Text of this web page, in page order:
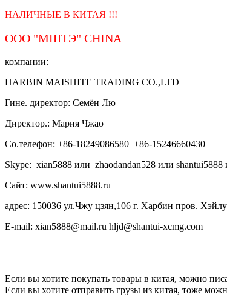
НАЛИЧНЫЕ В КИТАЯ !!!
ООО "МШТЭ" CHINA
компании:
HARBIN MAISHITE TRADING CO.,LTD
Гине. директор: Семён Лю
Директор.: Мария Чжао
Со.телефон: +86-18249086580 +86-15246660430
Skype: xian5888 или zhaodandan528 или shantui5888
Сайт: www.shantui5888.ru
адрес: 150036 ул.Чжу цзян,106 г. Харбин пров.
E-mail: xian5888@mail.ru hljd@shantui-xcmg.com
Если вы хотите покупать товары в китая, можно
Если вы хотите отправить грузы из китая, тоже